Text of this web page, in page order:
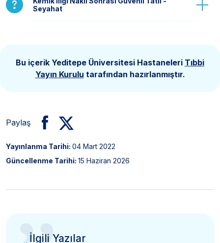
Seyahat
Bu içerik Yeditepe Üniversitesi Hastaneleri Tıbbi
Yayın Kurulu tarafından hazırlanmıştır.
Paylaş
Yayınlanma Tarihi: 04 Mart 2022
Güncellenme Tarihi: 15 Haziran 2026
İlgili Yazılar